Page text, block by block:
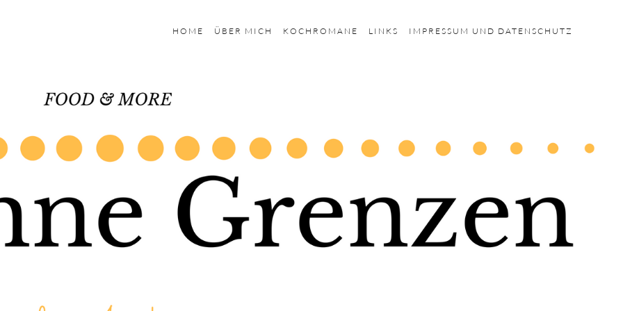
HOME ÜBER MICH KOCHROMANE LINKS IMPRESSUM UND DATENSCHUTZ